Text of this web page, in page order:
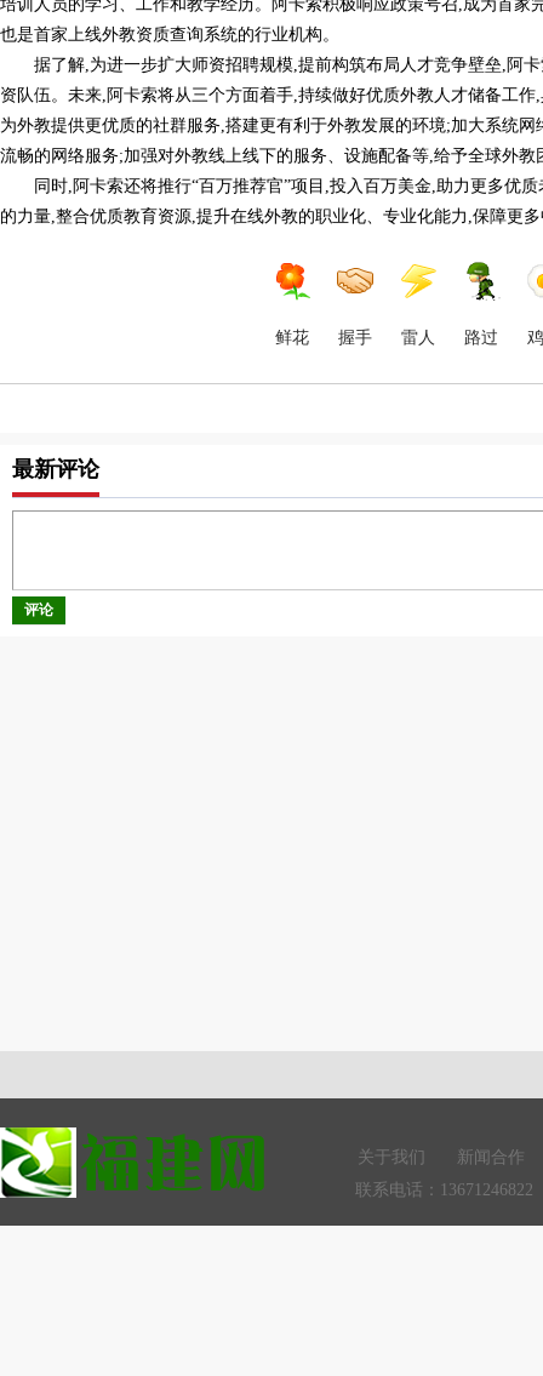
培训人员的学习、工作和教学经历。阿卡索积极响应政策号召,成为首家
也是首家上线外教资质查询系统的行业机构。
据了解,为进一步扩大师资招聘规模,提前构筑布局人才竞争壁垒,阿
资队伍。未来,阿卡索将从三个方面着手,持续做好优质外教人才储备工
为外教提供更优质的社群服务,搭建更有利于外教发展的环境;加大系统
流畅的网络服务;加强对外教线上线下的服务、设施配备等,给予全球外教
同时,阿卡索还将推行“百万推荐官”项目,投入百万美金,助力更多优
的力量,整合优质教育资源,提升在线外教的职业化、专业化能力,保障更
鲜花 握手 雷人 路过
最新评论
评论
关于我们
新闻合作
联系电话：